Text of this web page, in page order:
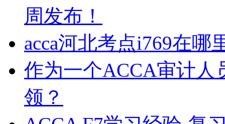
周发布！
acca河北考点i769在哪
作为一个ACCA审计人
领？